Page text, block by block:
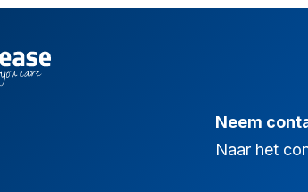
Neem
Naar het